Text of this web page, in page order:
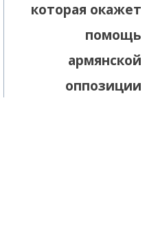
которая окажет
помощь
армянской
оппозиции